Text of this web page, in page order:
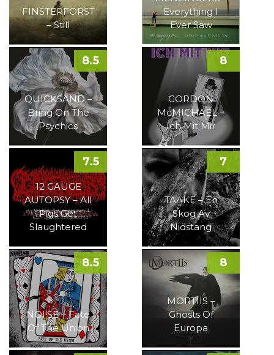
FINSTERFORST
– Still
Everything I
Ever Saw
QUICKSAND –
Bring On The
Psychics
8.5
GORDON
McMICHAEL –
Ich Mit Mir
8
12 GAUGE
AUTOPSY – All
Pigs Get
Slaughtered
7.5
TAAKE – En
Skog Av
Nidstang
7
NOI!SE – Fate
Of The Union
8.5
MORTIIS –
Ghosts Of
Europa
8